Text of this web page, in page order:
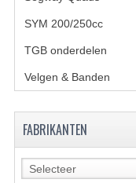
SYM 200/250cc(15)
TGB onderdelen
Velgen & Banden
FABRIKANTEN